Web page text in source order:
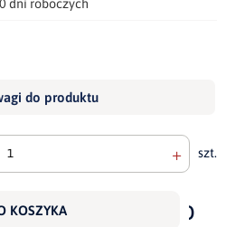
dni roboczych
do produktu
+ szt.
KOSZYKA
do